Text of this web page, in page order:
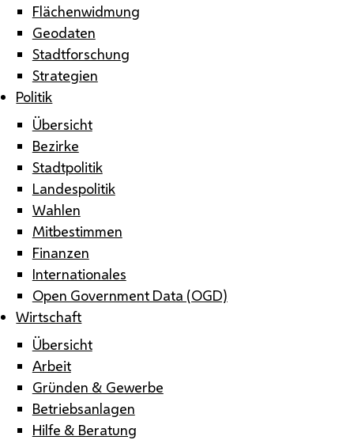
Flächenwidmung
Geodaten
Stadtforschung
Strategien
Politik
Übersicht
Bezirke
Stadtpolitik
Landespolitik
Wahlen
Mitbestimmen
Finanzen
Internationales
Open Government Data (OGD)
Wirtschaft
Übersicht
Arbeit
Gründen & Gewerbe
Betriebsanlagen
Hilfe & Beratung